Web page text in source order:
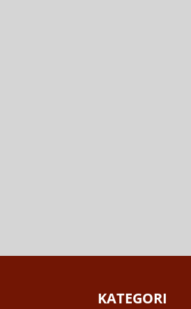
KATEGORI